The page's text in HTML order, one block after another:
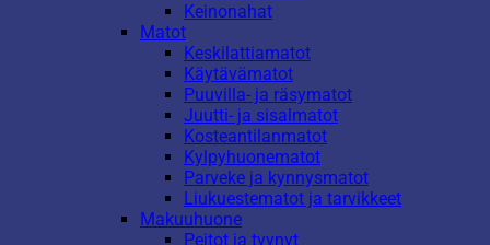
Keinonahat
Matot
Keskilattiamatot
Käytävämatot
Puuvilla- ja räsymatot
Juutti- ja sisalmatot
Kosteantilanmatot
Kylpyhuonematot
Parveke ja kynnysmatot
Liukuestematot ja tarvikkeet
Makuuhuone
Peitot ja tyynyt